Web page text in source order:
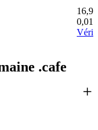
16,99
0,01
.cafe